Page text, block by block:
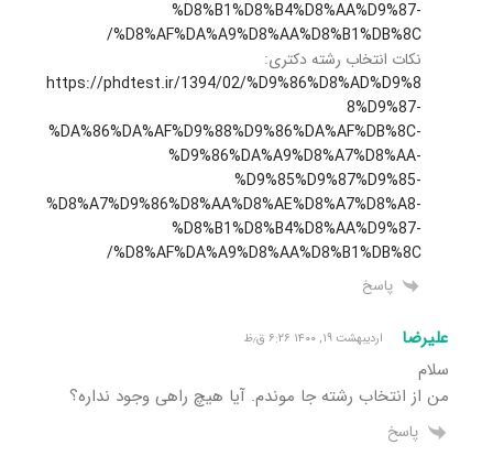
%D8%B1%D8%B4%D8%AA%D9%87-
%D8%AF%DA%A9%D8%AA%D8%B1%DB%8C/
نکات انتخاب رشته دکتری:
https://phdtest.ir/1394/02/%D9%86%D8%AD%D9%8
8%D9%87-
%DA%86%DA%AF%D9%88%D9%86%DA%AF%DB%8C-
%D9%86%DA%A9%D8%A7%D8%AA-
%D9%85%D9%87%D9%85-
%D8%A7%D9%86%D8%AA%D8%AE%D8%A7%D8%A8-
%D8%B1%D8%B4%D8%AA%D9%87-
%D8%AF%DA%A9%D8%AA%D8%B1%DB%8C/
پاسخ
علیرضا اردیبهشت ۱۹, ۱۴۰۰ ۶:۲۶ ق٫ظ
سلام
من از انتخاب رشته جا موندم. آیا هیچ راهی وجود نداره؟
پاسخ